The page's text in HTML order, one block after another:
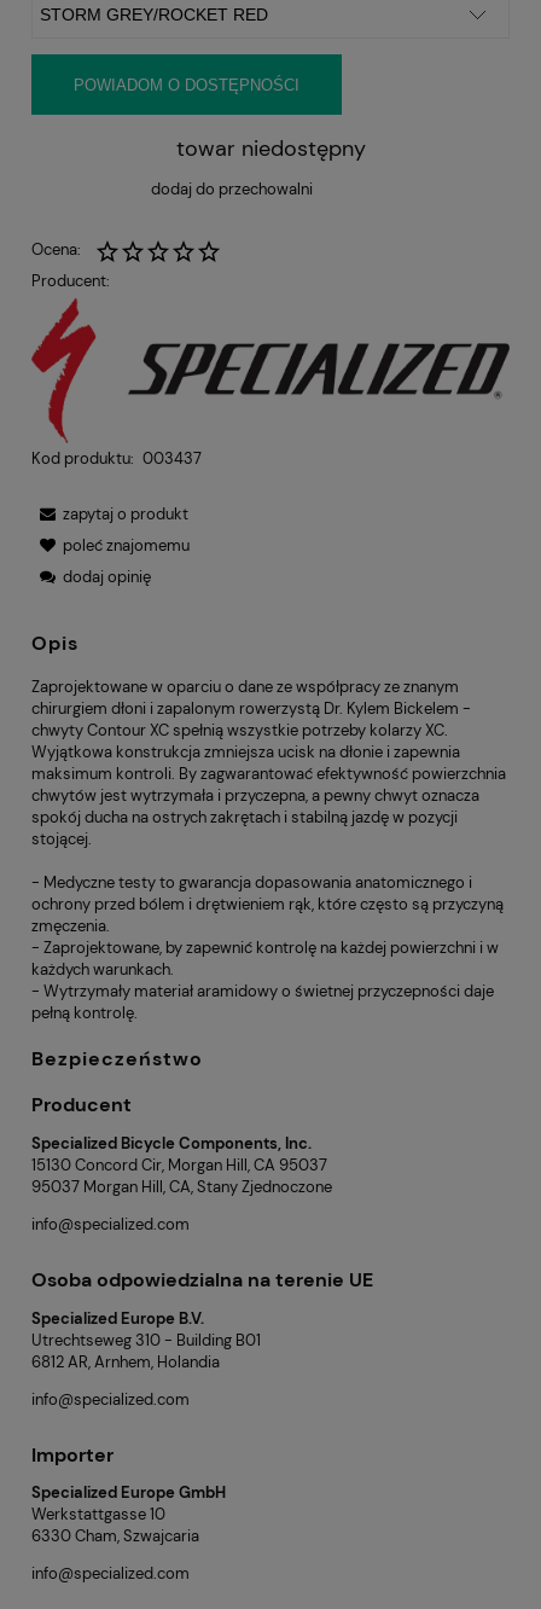
POWIADOM O DOSTĘPNOŚCI
towar niedostępny
dodaj do przechowalni
Ocena:
Producent:
Kod produktu: 003437
zapytaj o produkt
poleć znajomemu
dodaj opinię
Opis
Zaprojektowane w oparciu o dane ze współpracy ze znanym
chirurgiem dłoni i zapalonym rowerzystą Dr. Kylem Bickelem -
chwyty Contour XC spełnią wszystkie potrzeby kolarzy XC.
Wyjątkowa konstrukcja zmniejsza ucisk na dłonie i zapewnia
maksimum kontroli. By zagwarantować efektywność powierzchnia
chwytów jest wytrzymała i przyczepna, a pewny chwyt oznacza
spokój ducha na ostrych zakrętach i stabilną jazdę w pozycji
stojącej.
- Medyczne testy to gwarancja dopasowania anatomicznego i
ochrony przed bólem i drętwieniem rąk, które często są przyczyną
zmęczenia.
- Zaprojektowane, by zapewnić kontrolę na każdej powierzchni i w
każdych warunkach.
- Wytrzymały materiał aramidowy o świetnej przyczepności daje
pełną kontrolę.
Bezpieczeństwo
Producent
Specialized Bicycle Components, Inc.
15130 Concord Cir, Morgan Hill, CA 95037
95037 Morgan Hill, CA, Stany Zjednoczone
info@specialized.com
Osoba odpowiedzialna na terenie UE
Specialized Europe B.V.
Utrechtseweg 310 - Building B01
6812 AR, Arnhem, Holandia
info@specialized.com
Importer
Specialized Europe GmbH
Werkstattgasse 10
6330 Cham, Szwajcaria
info@specialized.com